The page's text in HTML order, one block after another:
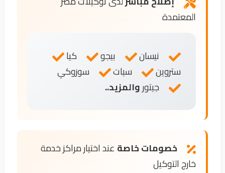
المعتمدة
نيسان بيجو
كيا
ستروين
سيات
سوزوكي
جيتوروالمزيد..
خصومات خاصة عند اختيار مراكز خدمة
خارج التوكيل